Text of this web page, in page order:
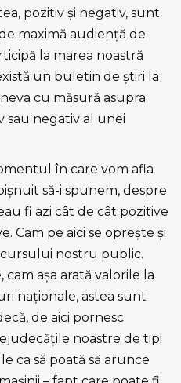
pozitiv şi negativ, sunt
maximă audienţă de
la marea noastră
un buletin de ştiri la
cu măsură asupra
sau negativ al unei
în care vom afla
să-i spunem, despre
fi azi cât de cât pozitive
Cam pe aici se opreşte şi
nostru public.
cam aşa arată valorile la
naţionale, astea sunt
de aici pornesc
noastre de tipi
ca să poată să arunce